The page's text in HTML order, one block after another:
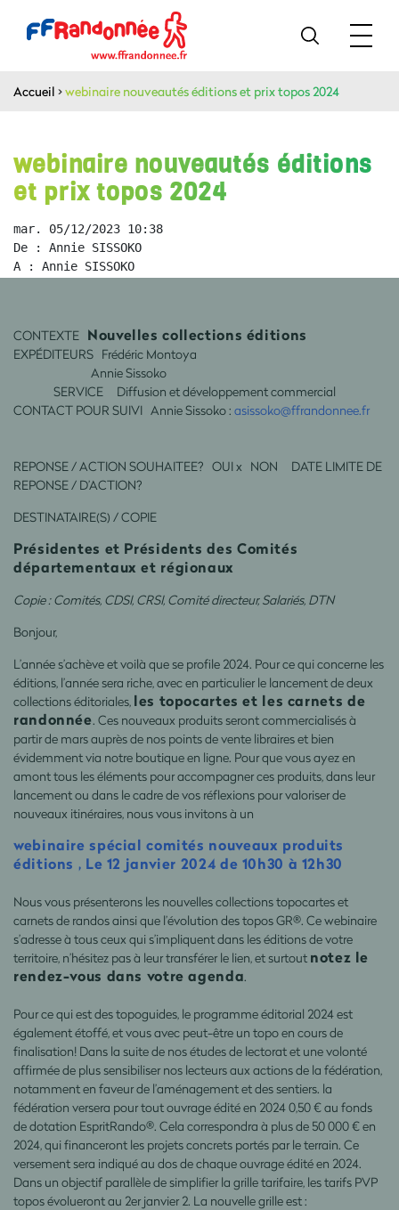
Accueil >webinaire nouveautés éditions et prix topos 2024
webinaire nouveautés éditions
et prix topos 2024
mar. 05/12/2023 10:38
De : Annie SISSOKO
A : Annie SISSOKO
CONTEXTE Nouvelles collections éditions
EXPÉDITEURS Frédéric Montoya
Annie Sissoko
SERVICE Diffusion et développement commercial
CONTACT POUR SUIVI Annie Sissoko : asissoko@ffrandonnee.fr
REPONSE / ACTION SOUHAITEE? OUI x NON DATE LIMITE DE
REPONSE / D’ACTION?
DESTINATAIRE(S) / COPIE
Présidentes et Présidents des Comités
départementaux et régionaux
Copie : Comités, CDSI, CRSI, Comité directeur, Salariés, DTN
Bonjour,
L’année s’achève et voilà que se profile 2024. Pour ce qui concerne les
éditions, l’année sera riche, avec en particulier le lancement de deux
collections éditoriales, les topocartes et les carnets de
randonnée. Ces nouveaux produits seront commercialisés à
partir de mars auprès de nos points de vente libraires et bien
évidemment via notre boutique en ligne. Pour que vous ayez en
amont tous les éléments pour accompagner ces produits, dans leur
lancement ou dans le cadre de vos réflexions pour valoriser de
nouveaux itinéraires, nous vous invitons à un
webinaire spécial comités nouveaux produits
éditions , Le 12 janvier 2024 de 10h30 à 12h30
Nous vous présenterons les nouvelles collections topocartes et
carnets de randos ainsi que l’évolution des topos GR®. Ce webinaire
s’adresse à tous ceux qui s’impliquent dans les éditions de votre
territoire, n’hésitez pas à leur transférer le lien, et surtout notez le
rendez-vous dans votre agenda.
Pour ce qui est des topoguides, le programme éditorial 2024 est
également étoffé, et vous avec peut-être un topo en cours de
finalisation! Dans la suite de nos études de lectorat et une volonté
affirmée de plus sensibiliser nos lecteurs aux actions de la fédération,
notamment en faveur de l’aménagement et des sentiers. la
fédération versera pour tout ouvrage édité en 2024 0,50 € au fonds
de dotation EspritRando®. Cela correspondra à plus de 50 000 € en
2024, qui financeront les projets concrets portés par le terrain. Ce
versement sera indiqué au dos de chaque ouvrage édité en 2024.
Dans un objectif parallèle de simplifier la grille tarifaire, les tarifs PVP
topos évolueront au 2er janvier 2. La nouvelle grille est :